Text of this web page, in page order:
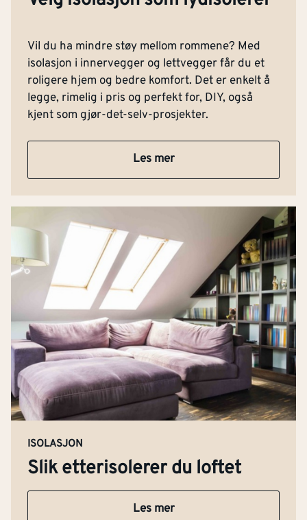
Vil du ha mindre støy mellom rommene? Med
isolasjon i innervegger og lettvegger får du et
roligere hjem og bedre komfort. Det er enkelt å
legge, rimelig i pris og perfekt for, DIY, også
kjent som gjør-det-selv-prosjekter.
Les mer
ISOLASJON
Slik etterisolerer du loftet
Les mer